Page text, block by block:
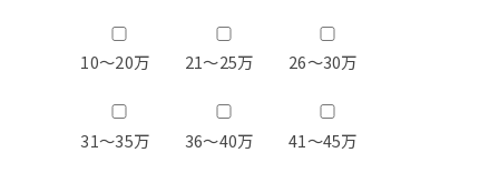
10～20万 21～25万 26～30万
31～35万 36～40万 41～45万